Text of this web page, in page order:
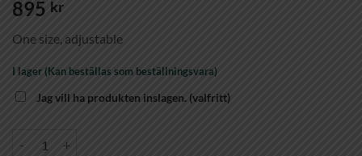
895 kr
One size, adjustable
I lager (Kan beställas som beställningsvara)
Jag vill ha produkten inslagen.(valfritt)